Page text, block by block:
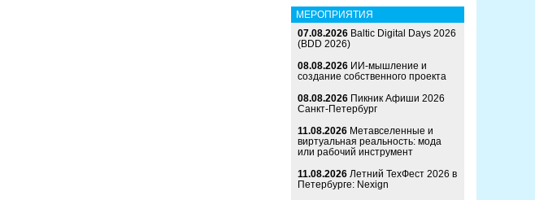
МЕРОПРИЯТИЯ
07.08.2026 Baltic Digital Days 2026
(BDD 2026)
08.08.2026 ИИ-мышление и
создание собственного проекта
08.08.2026 Пикник Афиши 2026
Санкт-Петербург
11.08.2026 Метавселенные и
виртуальная реальность: мода
или рабочий инструмент
11.08.2026 Летний ТехФест 2026 в
Петербурге: Nexign